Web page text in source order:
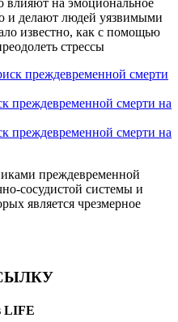
влияют на эмоциональное
и делают людей уязвимыми
известно, как с помощью
стрессы
преждевременной смерти на
преждевременной смерти на
преждевременной
сосудистой системы и
является чрезмерное